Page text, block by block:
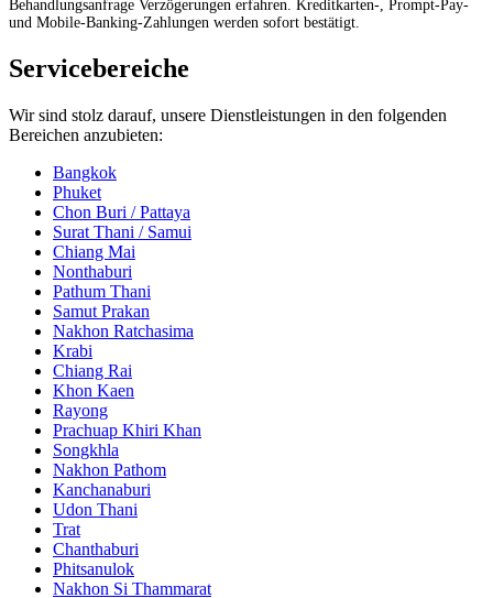
Behandlungsanfrage Verzögerungen erfahren. Kreditkarten-, Prompt-Pay-
und Mobile-Banking-Zahlungen werden sofort bestätigt.
Servicebereiche
Wir sind stolz darauf, unsere Dienstleistungen in den folgenden
Bereichen anzubieten:
Bangkok
Phuket
Chon Buri / Pattaya
Surat Thani / Samui
Chiang Mai
Nonthaburi
Pathum Thani
Samut Prakan
Nakhon Ratchasima
Krabi
Chiang Rai
Khon Kaen
Rayong
Prachuap Khiri Khan
Songkhla
Nakhon Pathom
Kanchanaburi
Udon Thani
Trat
Chanthaburi
Phitsanulok
Nakhon Si Thammarat